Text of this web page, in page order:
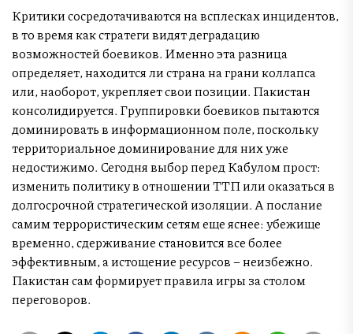
Критики сосредотачиваются на всплесках инцидентов,
в то время как стратеги видят деградацию
возможностей боевиков. Именно эта разница
определяет, находится ли страна на грани коллапса
или, наоборот, укрепляет свои позиции. Пакистан
консолидируется. Группировки боевиков пытаются
доминировать в информационном поле, поскольку
территориальное доминирование для них уже
недостижимо. Сегодня выбор перед Кабулом прост:
изменить политику в отношении ТТП или оказаться в
долгосрочной стратегической изоляции. А послание
самим террористическим сетям еще яснее: убежище
временно, сдерживание становится все более
эффективным, а истощение ресурсов – неизбежно.
Пакистан сам формирует правила игры за столом
переговоров.